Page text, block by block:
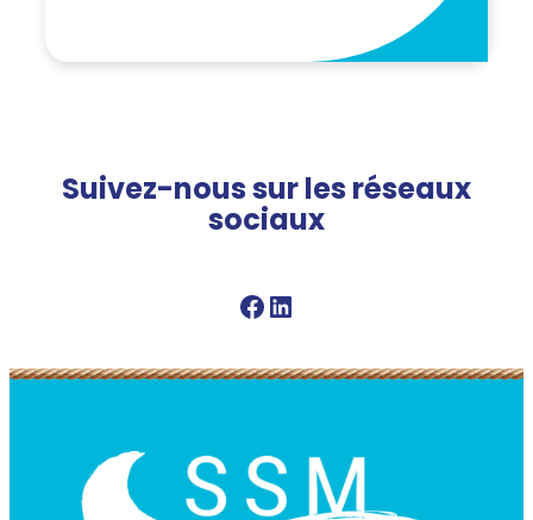
Suivez-nous sur les réseaux
sociaux
Facebook SSM Linkedin SSM